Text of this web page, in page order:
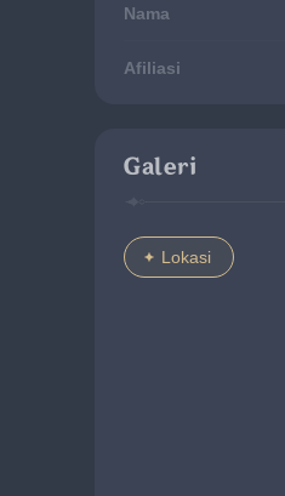
Nama
Afiliasi
Galeri
Lokasi